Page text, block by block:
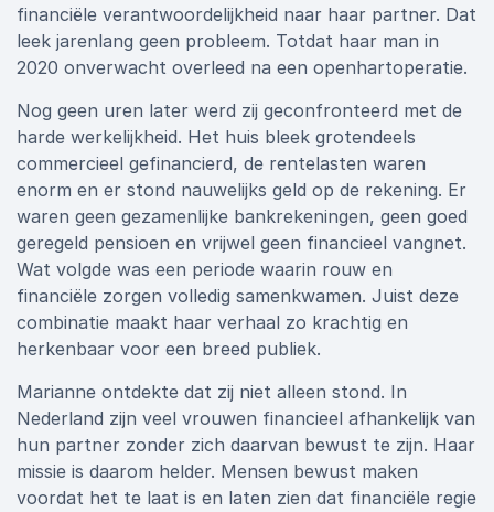
financiële verantwoordelijkheid naar haar partner. Dat
leek jarenlang geen probleem. Totdat haar man in
2020 onverwacht overleed na een openhartoperatie.
Nog geen uren later werd zij geconfronteerd met de
harde werkelijkheid. Het huis bleek grotendeels
commercieel gefinancierd, de rentelasten waren
enorm en er stond nauwelijks geld op de rekening. Er
waren geen gezamenlijke bankrekeningen, geen goed
geregeld pensioen en vrijwel geen financieel vangnet.
Wat volgde was een periode waarin rouw en
financiële zorgen volledig samenkwamen. Juist deze
combinatie maakt haar verhaal zo krachtig en
herkenbaar voor een breed publiek.
Marianne ontdekte dat zij niet alleen stond. In
Nederland zijn veel vrouwen financieel afhankelijk van
hun partner zonder zich daarvan bewust te zijn. Haar
missie is daarom helder. Mensen bewust maken
voordat het te laat is en laten zien dat financiële regie